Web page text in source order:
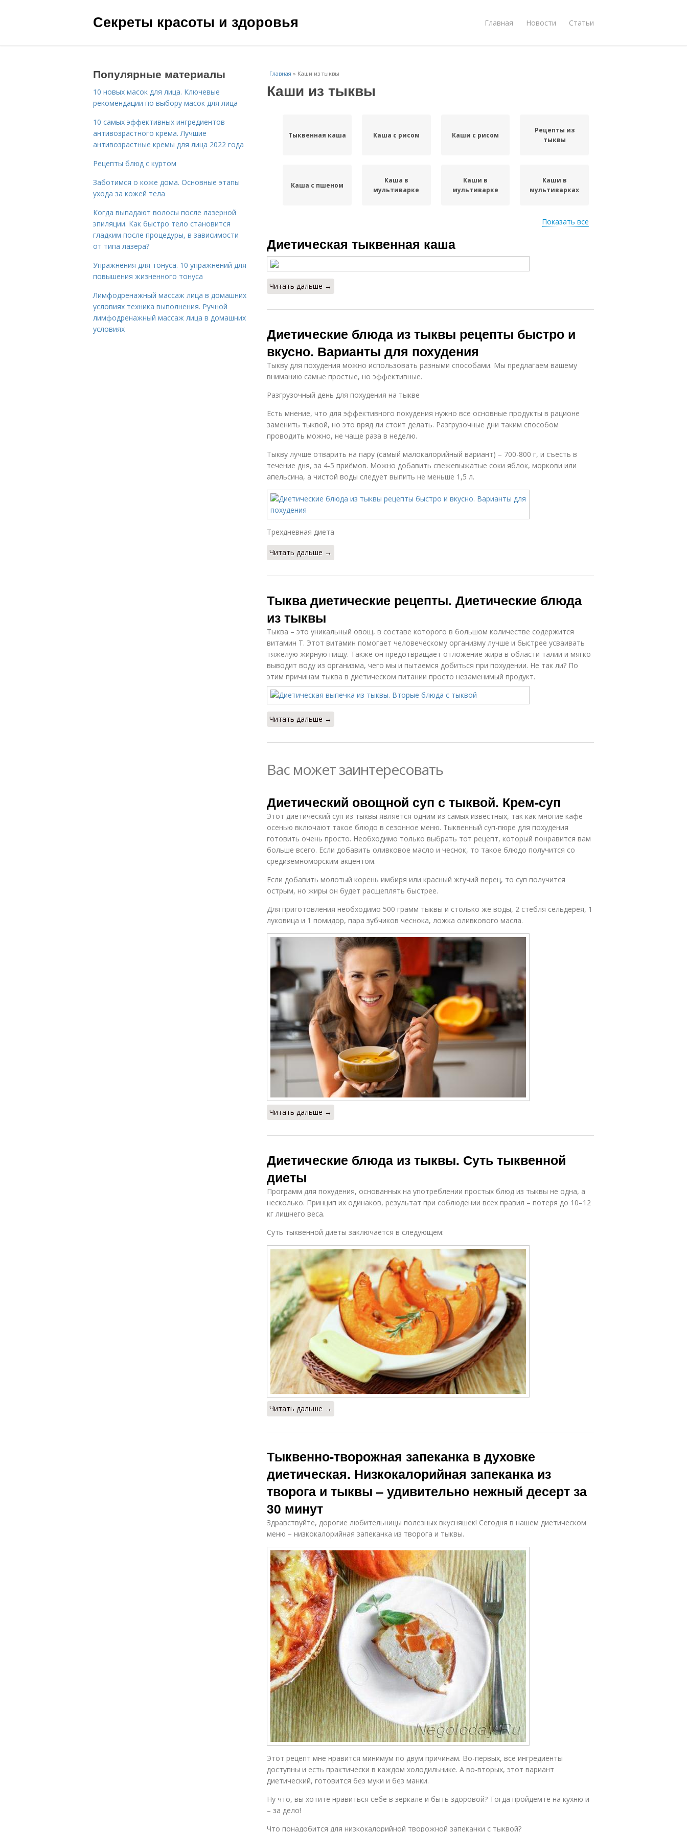
Секреты красоты и здоровья Главная Новости Статьи
Главная » Каши из тыквы
Каши из тыквы
Тыквенная каша Каша с рисом Каши с рисом
Рецепты из
тыквы
Каша с пшеном
Каша в
мультиварке
Каши в
мультиварке
Каши в
мультиварках
Запеченная
тыква
Гарнир из
печеной тыквы
Пюре из тыквы Тыква с мясом Салат с тыквой
Выпечка из
Суп из тыквы
Запеканка с
тыквой
Крем-суп из
Показать все
Диетическая тыквенная каша
Читать дальше →
Диетические блюда из тыквы рецепты быстро и
вкусно. Варианты для похудения
Тыкву для похудения можно использовать разными способами. Мы предлагаем вашему
вниманию самые простые, но эффективные.
Разгрузочный день для похудения на тыкве
Есть мнение, что для эффективного похудения нужно все основные продукты в рационе
заменить тыквой, но это вряд ли стоит делать. Разгрузочные дни таким способом
проводить можно, не чаще раза в неделю.
Тыкву лучше отварить на пару (самый малокалорийный вариант) – 700-800 г, и съесть в
течение дня, за 4-5 приёмов. Можно добавить свежевыжатые соки яблок, моркови или
апельсина, а чистой воды следует выпить не меньше 1,5 л.
Трехдневная диета
Читать дальше →
Тыква диетические рецепты. Диетические блюда
из тыквы
Тыква – это уникальный овощ, в составе которого в большом количестве содержится
витамин Т. Этот витамин помогает человеческому организму лучше и быстрее усваивать
тяжелую жирную пищу. Также он предотвращает отложение жира в области талии и мягко
выводит воду из организма, чего мы и пытаемся добиться при похудении. Не так ли? По
этим причинам тыква в диетическом питании просто незаменимый продукт.
Читать дальше →
Вас может заинтересовать
Диетический овощной суп с тыквой. Крем-суп
Этот диетический суп из тыквы является одним из самых известных, так как многие кафе
осенью включают такое блюдо в сезонное меню. Тыквенный суп-пюре для похудения
готовить очень просто. Необходимо только выбрать тот рецепт, который понравится вам
больше всего. Если добавить оливковое масло и чеснок, то такое блюдо получится со
средиземноморским акцентом.
Если добавить молотый корень имбиря или красный жгучий перец, то суп получится
острым, но жиры он будет расщеплять быстрее.
Для приготовления необходимо 500 грамм тыквы и столько же воды, 2 стебля сельдерея, 1
луковица и 1 помидор, пара зубчиков чеснока, ложка оливкового масла.
Читать дальше →
Диетические блюда из тыквы. Суть тыквенной
диеты
Программ для похудения, основанных на употреблении простых блюд из тыквы не одна, а
несколько. Принцип их одинаков, результат при соблюдении всех правил – потеря до 10–12
кг лишнего веса.
Суть тыквенной диеты заключается в следующем:
Читать дальше →
Тыквенно-творожная запеканка в духовке
диетическая. Низкокалорийная запеканка из
творога и тыквы – удивительно нежный десерт за
30 минут
Здравствуйте, дорогие любительницы полезных вкусняшек! Сегодня в нашем диетическом
меню – низкокалорийная запеканка из творога и тыквы.
Этот рецепт мне нравится минимум по двум причинам. Во-первых, все ингредиенты
доступны и есть практически в каждом холодильнике. А во-вторых, этот вариант
диетический, готовится без муки и без манки.
Ну что, вы хотите нравиться себе в зеркале и быть здоровой? Тогда пройдемте на кухню и
– за дело!
Что понадобится для низкокалорийной творожной запеканки с тыквой?
Популярные материалы
10 новых масок для лица. Ключевые
рекомендации по выбору масок для лица
10 самых эффективных ингредиентов
антивозрастного крема. Лучшие
антивозрастные кремы для лица 2022 года
Рецепты блюд с куртом
Заботимся о коже дома. Основные этапы
ухода за кожей тела
Когда выпадают волосы после лазерной
эпиляции. Как быстро тело становится
гладким после процедуры, в зависимости
от типа лазера?
Упражнения для тонуса. 10 упражнений для
повышения жизненного тонуса
Лимфодренажный массаж лица в домашних
условиях техника выполнения. Ручной
лимфодренажный массаж лица в домашних
условиях